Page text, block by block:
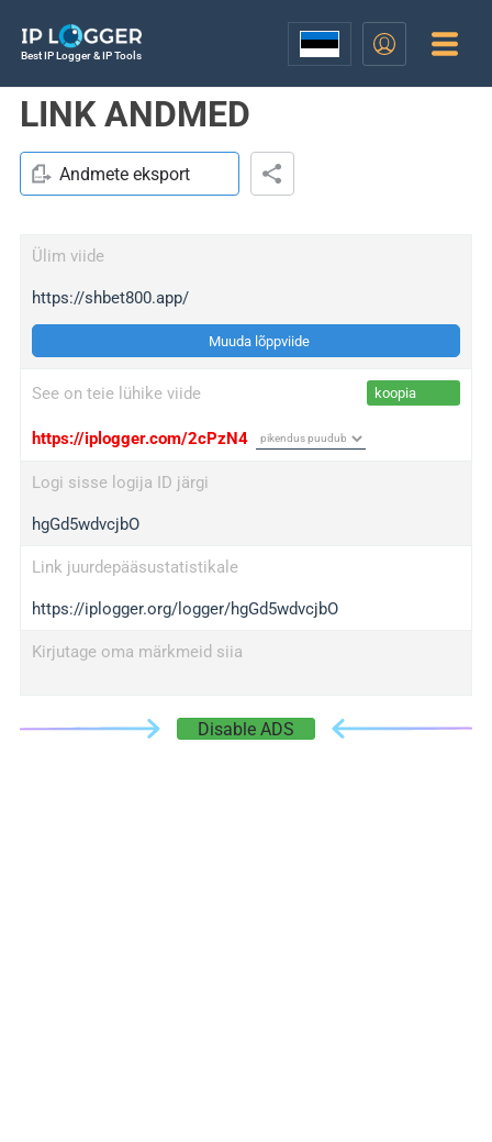
Best IP Logger & IP Tools
LINK ANDMED
Andmete eksport
Ülim viide
https://shbet800.app/
Muuda lõppviide
See on teie lühike viide koopia
https://iplogger.com/2cPzN4
Logi sisse logija ID järgi
hgGd5wdvcjbO
Link juurdepääsustatistikale
https://iplogger.org/logger/hgGd5wdvcjbO
Kirjutage oma märkmeid siia
Disable ADS